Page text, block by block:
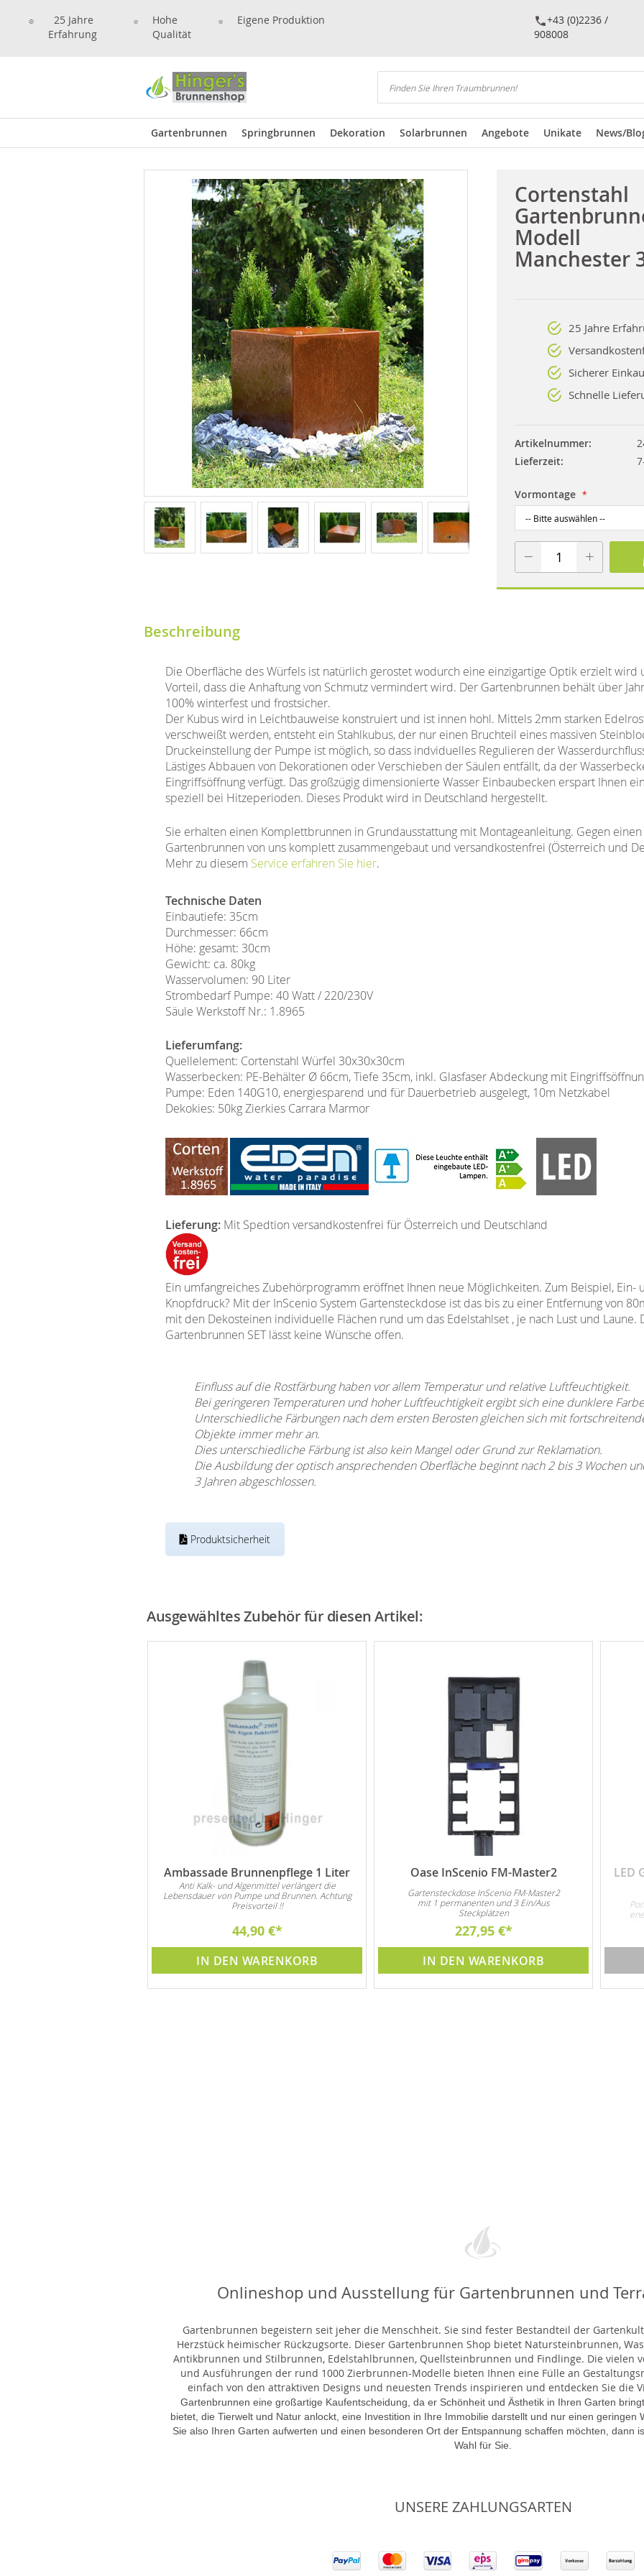
25 Jahre
Erfahrung
Hohe
Qualität
Eigene Produktion
+43 (0)2236 /
908008
Suchen
Gartenbrunnen Springbrunnen Dekoration Solarbrunnen Angebote Unikate News/
Cortenstahl
Modell
Manchester
25 Jahre
Sicherer
Schnelle
Artikelnummer
Lieferzeit
Vormontage
Beschreibung
Die Oberfläche des Würfels ist natürlich gerostet wodurch eine einzigartige Optik erzielt wird
Vorteil, dass die Anhaftung von Schmutz vermindert wird. Der Gartenbrunnen behält über
100% winterfest und frostsicher.
Der Kubus wird in Leichtbauweise konstruiert und ist innen hohl. Mittels 2mm starken
verschweißt werden, entsteht ein Stahlkubus, der nur einen Bruchteil eines massiven
Druckeinstellung der Pumpe ist möglich, so dass indviduelles Regulieren der
Lästiges Abbauen von Dekorationen oder Verschieben der Säulen entfällt, da der
Eingriffsöffnung verfügt. Das großzügig dimensionierte Wasser Einbaubecken erspart Ihnen
speziell bei Hitzeperioden. Dieses Produkt wird in Deutschland hergestellt.
Sie erhalten einen Komplettbrunnen in Grundausstattung mit Montageanleitung. Gegen
Gartenbrunnen von uns komplett zusammengebaut und versandkostenfrei (Österreich und
Mehr zu diesem Service erfahren Sie hier.
Technische Daten
Einbautiefe: 35cm
Durchmesser: 66cm
Höhe: gesamt: 30cm
Gewicht: ca. 80kg
Wasservolumen: 90 Liter
Strombedarf Pumpe: 40 Watt / 220/230V
Säule Werkstoff Nr.: 1.8965
Lieferumfang:
Quellelement: Cortenstahl Würfel 30x30x30cm
Wasserbecken: PE-Behälter Ø 66cm, Tiefe 35cm, inkl. Glasfaser Abdeckung mit
Pumpe: Eden 140G10, energiesparend und für Dauerbetrieb ausgelegt, 10m Netzkabel
Dekokies: 50kg Zierkies Carrara Marmor
Lieferung: Mit Spedtion versandkostenfrei für Österreich und Deutschland
Ein umfangreiches Zubehörprogramm eröffnet Ihnen neue Möglichkeiten. Zum Beispiel, Ein-
Knopfdruck? Mit der InScenio System Gartensteckdose ist das bis zu einer Entfernung von
mit den Dekosteinen individuelle Flächen rund um das Edelstahlset , je nach Lust und Laune.
Gartenbrunnen SET lässt keine Wünsche offen.
Einfluss auf die Rostfärbung haben vor allem Temperatur und relative Luftfeuchtigkeit.
Bei geringeren Temperaturen und hoher Luftfeuchtigkeit ergibt sich eine dunklere
Unterschiedliche Färbungen nach dem ersten Berosten gleichen sich mit
Objekte immer mehr an.
Dies unterschiedliche Färbung ist also kein Mangel oder Grund zur Reklamation.
Die Ausbildung der optisch ansprechenden Oberfläche beginnt nach 2 bis 3 Wochen
3 Jahren abgeschlossen.
Produktsicherheit
Ausgewähltes Zubehör für diesen Artikel:
Ambassade Brunnenpflege 1 Liter
Anti Kalk- und Algenmittel verlängert die
Lebensdauer von Pumpe und Brunnen. Achtung
Preisvorteil !!
44,90 €
IN DEN WARENKORB
Oase InScenio FM-Master2
Gartensteckdose InScenio FM-Master2
mit 1 permanenten und 3 Ein/Aus
Steckplätzen
227,95 €
IN DEN WARENKORB
LED
Onlineshop und Ausstellung für Gartenbrunnen und
Gartenbrunnen begeistern seit jeher die Menschheit. Sie sind fester Bestandteil der
Herzstück heimischer Rückzugsorte. Dieser Gartenbrunnen Shop bietet Natursteinbrunnen,
Antikbrunnen und Stilbrunnen, Edelstahlbrunnen, Quellsteinbrunnen und Findlinge. Die vielen
und Ausführungen der rund 1000 Zierbrunnen-Modelle bieten Ihnen eine Fülle an
einfach von den attraktiven Designs und neuesten Trends inspirieren und entdecken Sie die
Gartenbrunnen eine großartige Kaufentscheidung, da er Schönheit und Ästhetik in Ihren Garten
bietet, die Tierwelt und Natur anlockt, eine Investition in Ihre Immobilie darstellt und nur einen geringen
Sie also Ihren Garten aufwerten und einen besonderen Ort der Entspannung schaffen möchten, dann
Wahl für Sie.
UNSERE ZAHLUNGSARTEN